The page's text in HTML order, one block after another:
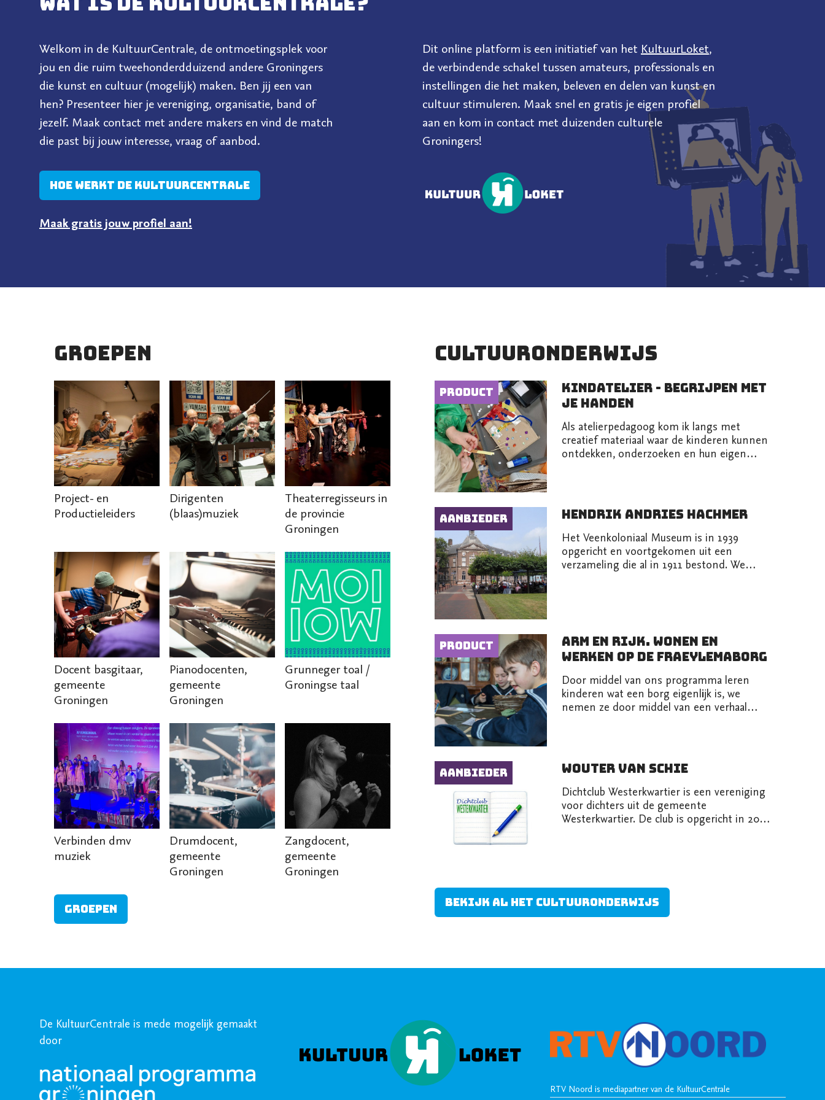
https://fotobond.nl/afdelingen/afdeling-01-
Welkom in de KultuurCentrale, de ontmoetingsplek voor
jou en die ruim tweehonderdduizend andere Groningers
die kunst en cultuur (mogelijk) maken. Ben jij een van
hen? Presenteer hier je vereniging, organisatie, band of
jezelf. Maak contact met andere makers en vind de match
die past bij jouw interesse, vraag of aanbod.
Hoe werkt de kultuurcentrale
Maak gratis jouw profiel aan!
Dit online platform is een initiatief van het KultuurLoket,
de verbindende schakel tussen amateurs, professionals en
instellingen die het maken, beleven en delen van kunst en
cultuur stimuleren. Maak snel en gratis je eigen profiel
aan en kom in contact met duizenden culturele
Groningers!
Groepen
Project- en
Productieleiders
Dirigenten
(blaas)muziek
Theaterregisseurs in
de provincie
Groningen
Docent basgitaar,
gemeente
Groningen
Pianodocenten,
gemeente
Groningen
Grunneger toal /
Groningse taal
Verbinden dmv
muziek
Drumdocent,
gemeente
Groningen
Zangdocent,
gemeente
Groningen
Groepen
Cultuuronderwijs
Product
Kindatelier - Begrijpen met
je handen
Als atelierpedagoog kom ik langs met
creatief materiaal waar de kinderen kunnen
ontdekken, onderzoeken en hun eigen
Aanbieder Hendrik Andries Hachmer
Het Veenkoloniaal Museum is in 1939
opgericht en voortgekomen uit een
verzameling die al in 1911 bestond. We
Product
Arm en Rijk. Wonen en
werken op de Fraeylemaborg
Door middel van ons programma leren
kinderen wat een borg eigenlijk is, we
nemen ze door middel van een verhaal
Aanbieder Wouter van Schie
Dichtclub Westerkwartier is een vereniging
voor dichters uit de gemeente
Westerkwartier. De club is opgericht in 2024
Bekijk al het cultuuronderwijs
De KultuurCentrale is mede mogelijk gemaakt
door
RTV Noord is mediapartner van de KultuurCentrale